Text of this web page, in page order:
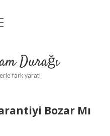
Durağı
fark yarat!
Bozar Mı